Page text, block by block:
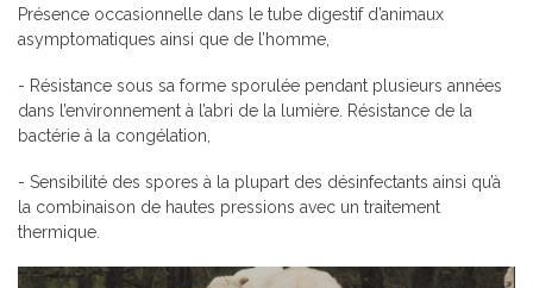
Présence occasionnelle dans le tube digestif d’animaux
asymptomatiques ainsi que de l’homme,
- Résistance sous sa forme sporulée pendant plusieurs années
dans l’environnement à l’abri de la lumière. Résistance de la
bactérie à la congélation,
- Sensibilité des spores à la plupart des désinfectants ainsi qu’à
la combinaison de hautes pressions avec un traitement
thermique.